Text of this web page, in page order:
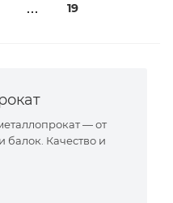
19
— от
балок. Качество и